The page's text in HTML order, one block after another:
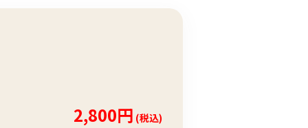
2,800円 (税込)